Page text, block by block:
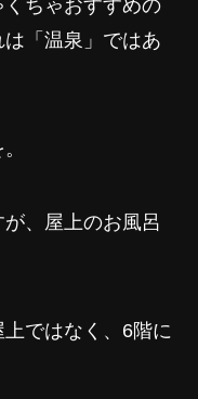
ちゃおすすめの
「温泉」ではあ
、屋上のお風呂
上ではなく、6階に